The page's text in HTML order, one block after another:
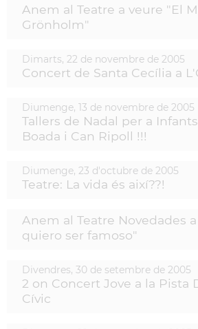
Anem al Teatre a veure "El
Grönholm"
Dimarts, 22 de novembre de 2005
Concert de Santa Cecília a
Diumenge, 13 de novembre de 2005
Tallers de Nadal per a
Boada i Can Ripoll !!!
Diumenge, 23 d'octubre de 2005
Teatre: La vida és així??!
Anem al Teatre Novedades
quiero ser famoso"
Divendres, 30 de setembre de 2005
2 on Concert Jove a la Pista
Cívic